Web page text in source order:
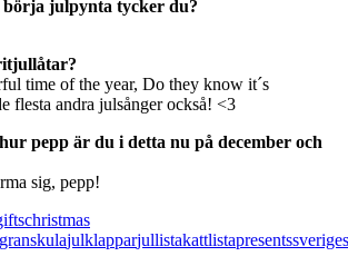
julpynta tycker du?
time of the year, Do they know it´s
flesta andra julsånger också! <3
pepp är du i detta nu på december och
sig, pepp!
christmas
julklapparjullistakattlistapresentssverige